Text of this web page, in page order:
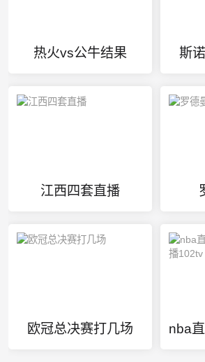
热火vs公牛结果 斯
江西四套直播
欧冠总决赛打几场